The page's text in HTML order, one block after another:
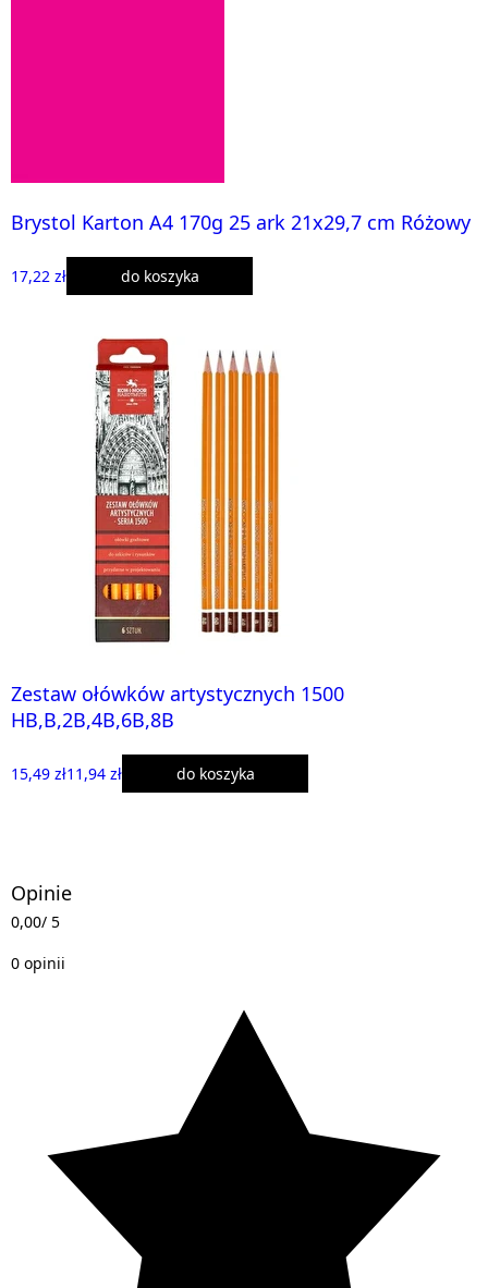
Brystol Karton A4 170g 25 ark 21x29,7 cm Różowy
17,22 zł do koszyka
Zestaw ołówków artystycznych 1500
HB,B,2B,4B,6B,8B
15,49 zł11,94 zł do koszyka
Opinie
0,00/ 5
0 opinii